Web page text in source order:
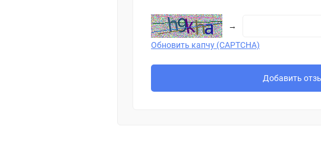
→
Обновить капчу (CAPTCHA)
Добавить